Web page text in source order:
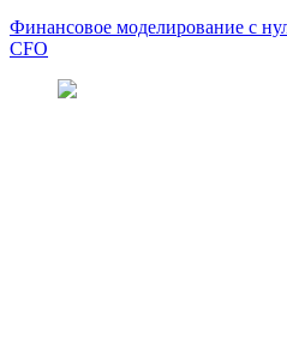
Финансовое моделирование с
CFO